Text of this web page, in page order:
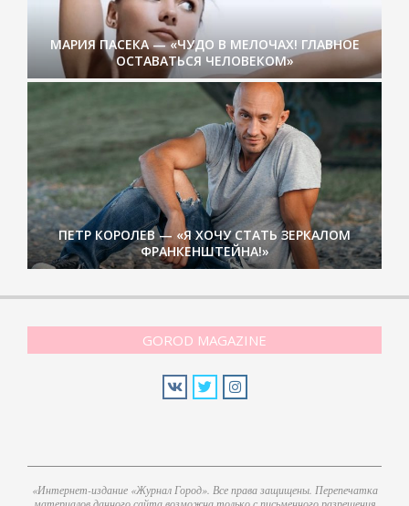
МАРИЯ ПАСЕКА — «ЧУДО В МЕЛОЧАХ! ГЛАВНОЕ
ОСТАВАТЬСЯ ЧЕЛОВЕКОМ»
ПЕТР КОРОЛЕВ — «Я ХОЧУ СТАТЬ ЗЕРКАЛОМ
ФРАНКЕНШТЕЙНА!»
GOROD MAGAZINE
«Интернет-издание «Журнал Город». Все права защищены. Перепечатка